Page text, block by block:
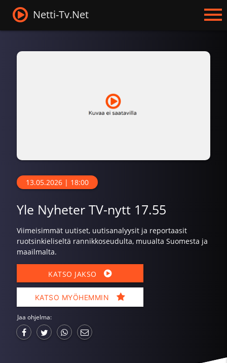
Netti-Tv.Net
13.05.2026 | 18:00
Yle Nyheter TV-nytt 17.55
Viimeisimmät uutiset, uutisanalyysit ja reportaasit
ruotsinkieliseltä rannikkoseudulta, muualta Suomesta ja
maailmalta.
KATSO JAKSO
KATSO MYÖHEMMIN
Jaa ohjelma: